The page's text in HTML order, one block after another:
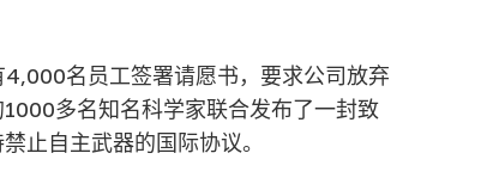
名员工签署请愿书，要求公司放弃
多名知名科学家联合发布了一封致
止自主武器的国际协议。